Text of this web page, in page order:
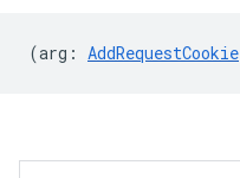
(arg : AddRequestCookie